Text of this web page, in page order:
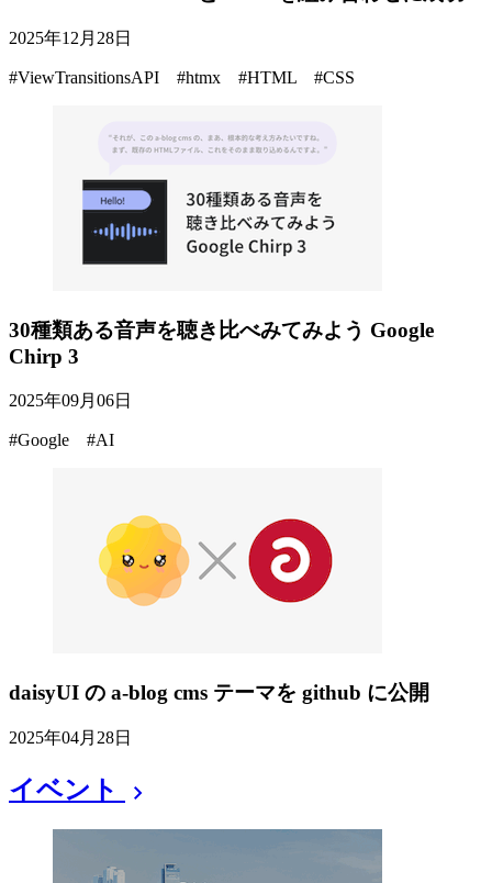
2025年12月28日
#ViewTransitionsAPI #htmx #HTML #CSS
30種類ある音声を聴き比べみてみよう Google
Chirp 3
2025年09月06日
#Google #AI
daisyUI の a-blog cms テーマを github に公開
2025年04月28日
イベント chevron_right